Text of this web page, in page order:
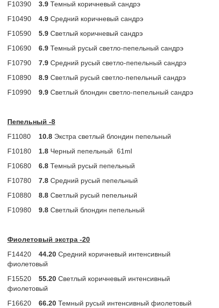
F10390 3.9 Темный коричневый сандрэ
F10490
4.9 Средний коричневый сандрэ
F10590
5.9 Светлый коричневый сандрэ
F10690
6.9 Темный русый светло-пепельный сандрэ
F10790
7.9 Средний русый светло-пепельный сандрэ
F10890
8.9 Светлый русый светло-пепельный сандрэ
F10990
9.9 Светлый блондин светло-пепельный сандрэ
Пепельный -8
F11080
10.8 Экстра светлый блондин пепельный
F10180
1.8 Черный пепельный 61ml
F10680
6.8 Темный русый пепельный
F10780
7.8 Средний русый пепельный
F10880
8.8 Светлый русый пепельный
F10980
9.8 Светлый блондин пепельный
Фиолетовый экстра -20
F14420
44.20 Средний коричневый интенсивный
фиолетовый
F15520
55.20 Светлый коричневый интенсивный
фиолетовый
F16620
66.20 Темный русый интенсивный фиолетовый